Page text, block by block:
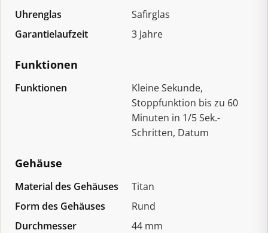
Uhrenglas
Safirglas
Garantielaufzeit
3 Jahre
Funktionen
Funktionen
Kleine Sekunde,
Stoppfunktion bis zu 60
Minuten in 1/5 Sek.-
Schritten, Datum
Gehäuse
Material des Gehäuses
Titan
Form des Gehäuses
Rund
Durchmesser
44 mm